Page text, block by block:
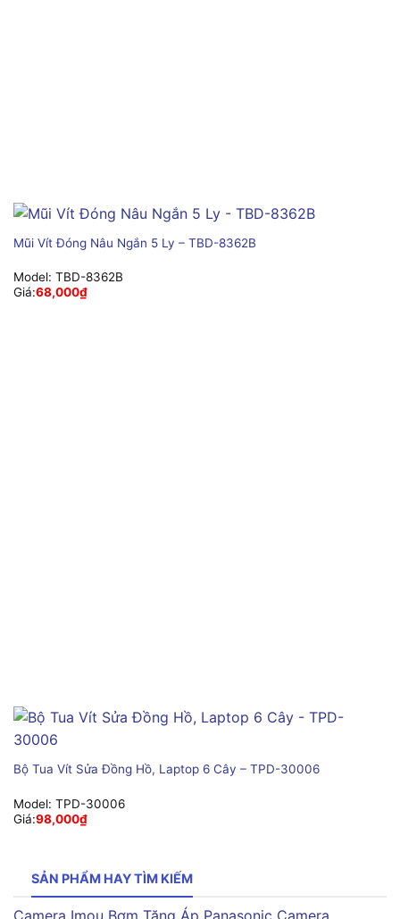
Mũi Vít Đóng Nâu Ngắn 5 Ly – TBD-8362B
Model: TBD-8362B
Giá:68,000₫
Bộ Tua Vít Sửa Đồng Hồ, Laptop 6 Cây – TPD-30006
Model: TPD-30006
Giá:98,000₫
SẢN PHẨM HAY TÌM KIẾM
Camera Imou Bơm Tăng Áp Panasonic Camera